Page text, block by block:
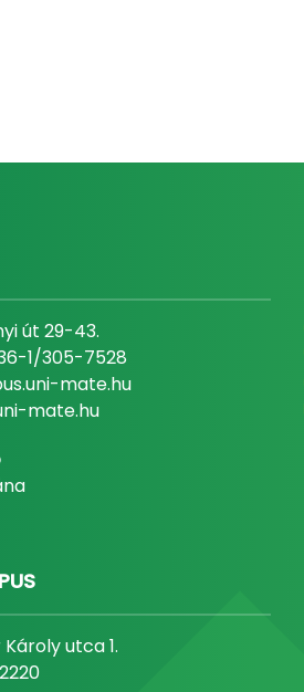
út 29-43.
1/305-7528
mate.hu
mate.hu
utca 1.